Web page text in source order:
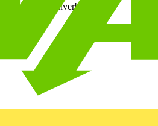
Leiterplattenverbinder